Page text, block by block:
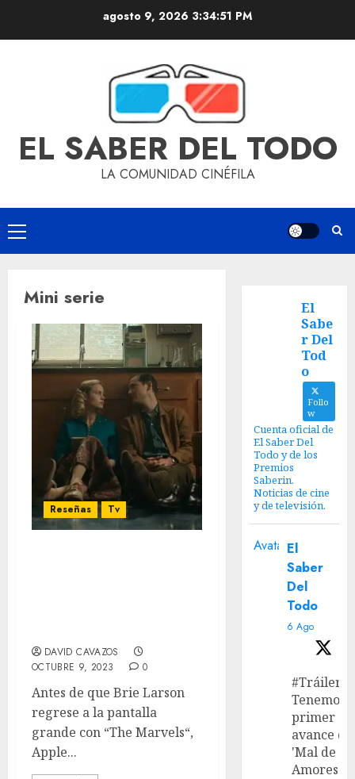
agosto 9, 2026 3:34:51 PM
EL SABER DEL TODO
LA COMUNIDAD CINÉFILA
Mini serie
Reseñas Tv
DAVID CAVAZOS
OCTUBRE 9, 2023
0
Antes de que Brie Larson
regrese a la pantalla
grande con “The Marvels“,
Apple...
El
Sabe
r Del
Tod
o
Follo
w
Cuenta oficial de
El Saber Del
Todo y de los
Premios
Saberin.
Noticias de cine
y de televisión.
Avatar El
Saber
Del
Todo
6 Ago
#Tráiler
Tenemos
primer
avance de
'Mal de
Amores'.